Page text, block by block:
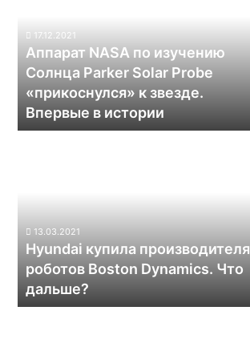
Parker
Probe
«прикоснулся»
звезде.
17.12.2021
Аппарат NASA по изучению
Солнца Parker Solar Probe
«прикоснулся» к звезде.
Впервые в истории
Что
дальше?
13.03.2021
Hyundai купила производителя
роботов Boston Dynamics. Что
дальше?